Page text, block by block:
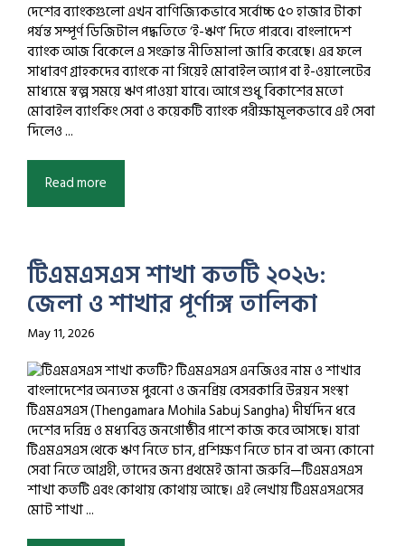
দেশের ব্যাংকগুলো এখন বাণিজ্যিকভাবে সর্বোচ্চ ৫০ হাজার টাকা
পর্যন্ত সম্পূর্ণ ডিজিটাল পদ্ধতিতে ‘ই-ঋণ’ দিতে পারবে। বাংলাদেশ
ব্যাংক আজ বিকেলে এ সংক্রান্ত নীতিমালা জারি করেছে। এর ফলে
সাধারণ গ্রাহকদের ব্যাংকে না গিয়েই মোবাইল অ্যাপ বা ই-ওয়ালেটের
মাধ্যমে স্বল্প সময়ে ঋণ পাওয়া যাবে। আগে শুধু বিকাশের মতো
মোবাইল ব্যাংকিং সেবা ও কয়েকটি ব্যাংক পরীক্ষামূলকভাবে এই সেবা
দিলেও ...
Read more
টিএমএসএস শাখা কতটি ২০২৬:
জেলা ও শাখার পূর্ণাঙ্গ তালিকা
May 11, 2026
বাংলাদেশের অন্যতম পুরনো ও জনপ্রিয় বেসরকারি উন্নয়ন সংস্থা
টিএমএসএস (Thengamara Mohila Sabuj Sangha) দীর্ঘদিন ধরে
দেশের দরিদ্র ও মধ্যবিত্ত জনগোষ্ঠীর পাশে কাজ করে আসছে। যারা
টিএমএসএস থেকে ঋণ নিতে চান, প্রশিক্ষণ নিতে চান বা অন্য কোনো
সেবা নিতে আগ্রহী, তাদের জন্য প্রথমেই জানা জরুরি—টিএমএসএস
শাখা কতটি এবং কোথায় কোথায় আছে। এই লেখায় টিএমএসএসের
মোট শাখা ...